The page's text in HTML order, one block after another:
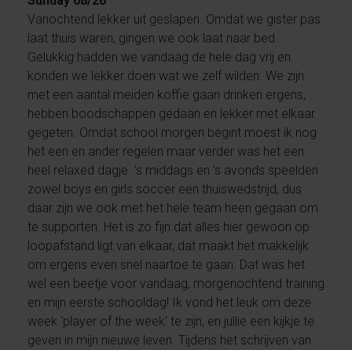
Vanochtend lekker uit geslapen. Omdat we gister pas
laat thuis waren, gingen we ook laat naar bed.
Gelukkig hadden we vandaag de hele dag vrij en
konden we lekker doen wat we zelf wilden. We zijn
met een aantal meiden koffie gaan drinken ergens,
hebben boodschappen gedaan en lekker met elkaar
gegeten. Omdat school morgen begint moest ik nog
het een en ander regelen maar verder was het een
heel relaxed dagje. ’s middags en ’s avonds speelden
zowel boys en girls soccer een thuiswedstrijd, dus
daar zijn we ook met het hele team heen gegaan om
te supporten. Het is zo fijn dat alles hier gewoon op
loopafstand ligt van elkaar, dat maakt het makkelijk
om ergens even snel naartoe te gaan. Dat was het
wel een beetje voor vandaag, morgenochtend training
en mijn eerste schooldag! Ik vond het leuk om deze
week ‘player of the week’ te zijn, en jullie een kijkje te
geven in mijn nieuwe leven. Tijdens het schrijven van